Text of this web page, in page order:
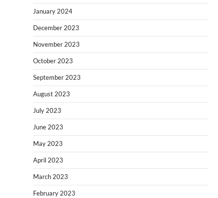
January 2024
December 2023
November 2023
October 2023
September 2023
August 2023
July 2023
June 2023
May 2023
April 2023
March 2023
February 2023